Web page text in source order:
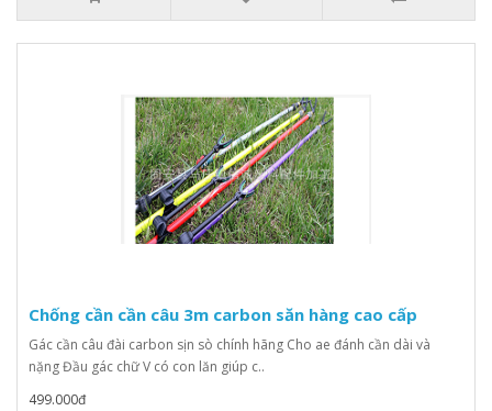
Chống cần cần câu 3m carbon săn hàng cao cấp
Gác cần câu đài carbon sịn sò chính hãng Cho ae đánh cần dài và
nặng Đầu gác chữ V có con lăn giúp c..
499.000đ